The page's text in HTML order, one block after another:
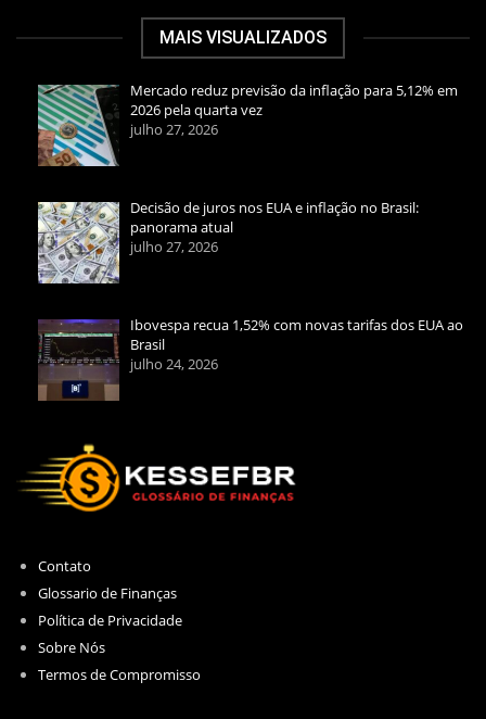
MAIS VISUALIZADOS
Mercado reduz previsão da inflação para 5,12% em
2026 pela quarta vez
julho 27, 2026
Decisão de juros nos EUA e inflação no Brasil:
panorama atual
julho 27, 2026
Ibovespa recua 1,52% com novas tarifas dos EUA ao
Brasil
julho 24, 2026
Contato
Glossario de Finanças
Política de Privacidade
Sobre Nós
Termos de Compromisso